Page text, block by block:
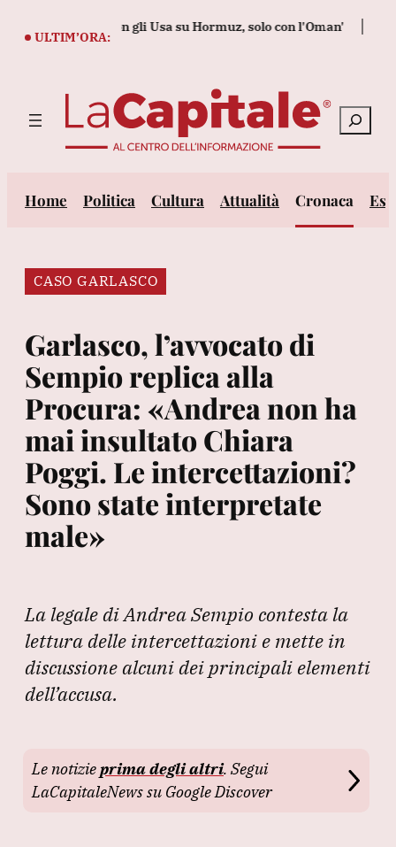
ULTIM’ORA:
negoziando con gli Usa su Hormuz, solo con l'Oman'
Cerca
Home Politica Cultura Attualità Cronaca
CASO GARLASCO
Garlasco, l’avvocato di
Sempio replica alla
Procura: «Andrea non ha
mai insultato Chiara
Poggi. Le intercettazioni?
Sono state interpretate
male»
La legale di Andrea Sempio contesta la
lettura delle intercettazioni e mette in
discussione alcuni dei principali elementi
dell’accusa.
Le notizieprima degli altri. Segui
LaCapitaleNews su Google Discover